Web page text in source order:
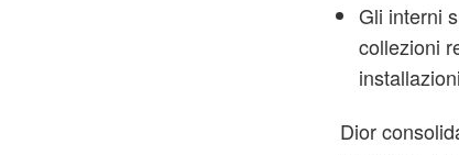
Gli interni
collezioni
Dior